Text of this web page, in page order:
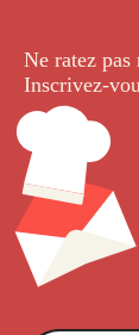
Ne ratez pas
Inscrivez-